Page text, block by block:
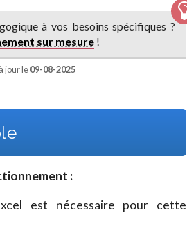
à vos besoins spécifiques ?
sur mesure !
jour le09-08-2025
:
est nécessaire pour cette